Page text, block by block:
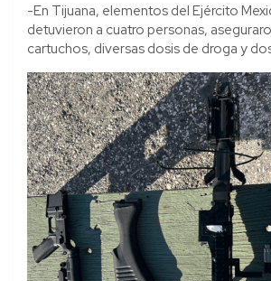
-En Tijuana, elementos del Ejército
detuvieron a cuatro personas,
cartuchos, diversas dosis de droga y